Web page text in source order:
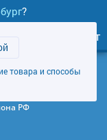
?
товара и способы
Личный кабинет
(Карта)
РФ